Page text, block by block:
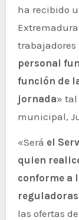
ha recibido
Extremadura
trabajadores
personal
función de
jornada» tal
municipal,
«Será el
quien
conforme a
las ofertas